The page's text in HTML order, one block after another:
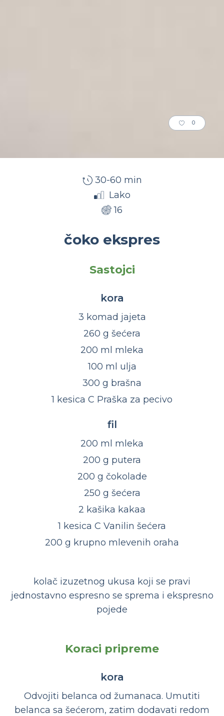
0
30-60 min
Lako
16
čoko ekspres
Sastojci
kora
3 komad jajeta
260 g šećera
200 ml mleka
100 ml ulja
300 g brašna
1 kesica C Praška za pecivo
fil
200 ml mleka
200 g putera
200 g čokolade
250 g šećera
2 kašika kakaa
1 kesica C Vanilin šećera
200 g krupno mlevenih oraha
kolač izuzetnog ukusa koji se pravi
jednostavno espresno se sprema i ekspresno
pojede
Koraci pripreme
kora
Odvojiti belanca od žumanaca. Umutiti
belanca sa šećerom, zatim dodavati redom